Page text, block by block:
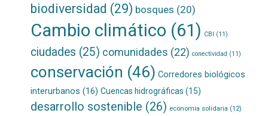
biodiversidad (29) bosques (20)
Cambio climático (61) CBI (11)
ciudades (25) comunidades (22) conectividad (11)
conservación (46) Corredores biológicos
interurbanos (16) Cuencas hidrográficas (15)
desarrollo sostenible (26) economía solidaria (12)